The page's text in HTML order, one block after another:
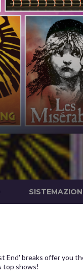
End' breaks offer you
top shows!